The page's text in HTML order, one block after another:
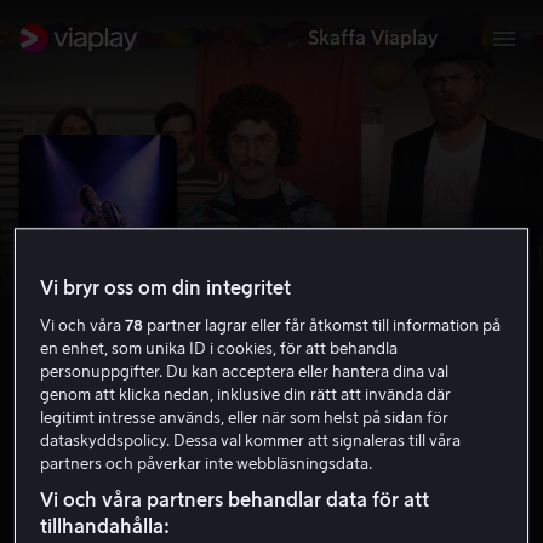
Skaffa Viaplay
Weird: The Al Yankovic Story
6.8 Komedi 2022 1 h 43 min
HD
Vi bryr oss om din integritet
Vi och våra78 partner lagrar eller får åtkomst till information på
en enhet, som unika ID i cookies, för att behandla
personuppgifter. Du kan acceptera eller hantera dina val
genom att klicka nedan, inklusive din rätt att invända där
legitimt intresse används, eller när som helst på sidan för
dataskyddspolicy. Dessa val kommer att signaleras till våra
partners och påverkar inte webbläsningsdata.
Vi och våra partners behandlar data för att
tillhandahålla: